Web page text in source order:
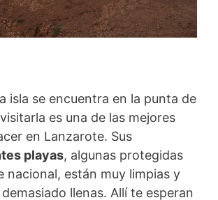
isla se encuentra en la punta de
es una de las mejores
en Lanzarote. Sus
playas, algunas protegidas
nacional, están muy limpias y
llenas. Allí te esperan